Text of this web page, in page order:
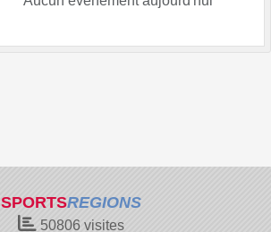
SPORTSREGIONS
50806visites